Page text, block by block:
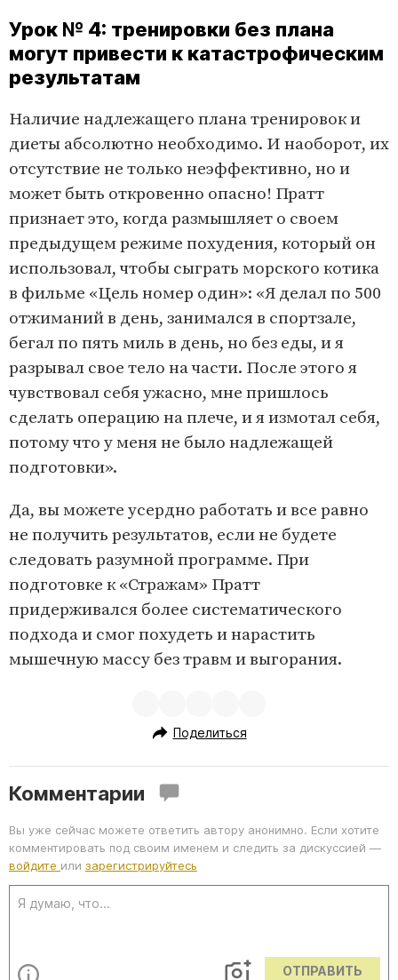
Урок № 4: тренировки без плана
могут привести к катастрофическим
результатам
Наличие надлежащего плана тренировок и
диеты абсолютно необходимо. И наоборот, их
отсутствие не только неэффективно, но и
может быть откровенно опасно! Пратт
признает это, когда размышляет о своем
предыдущем режиме похудения, который он
использовал, чтобы сыграть морского котика
в фильме «Цель номер один»: «Я делал по 500
отжиманий в день, занимался в спортзале,
бегал по пять миль в день, но без еды, и я
разрывал свое тело на части. После этого я
чувствовал себя ужасно, мне пришлось
сделать операцию на плече, и я измотал себя,
потому что у меня не было надлежащей
подготовки».
Да, вы можете усердно работать и все равно
не получить результатов, если не будете
следовать разумной программе. При
подготовке к «Стражам» Пратт
придерживался более систематического
подхода и смог похудеть и нарастить
мышечную массу без травм и выгорания.
Поделиться
Комментарии
Вы уже сейчас можете ответить автору анонимно. Если хотите
комментировать под своим именем и следить за дискуссией —
войдите или зарегистрируйтесь
ОТПРАВИТЬ